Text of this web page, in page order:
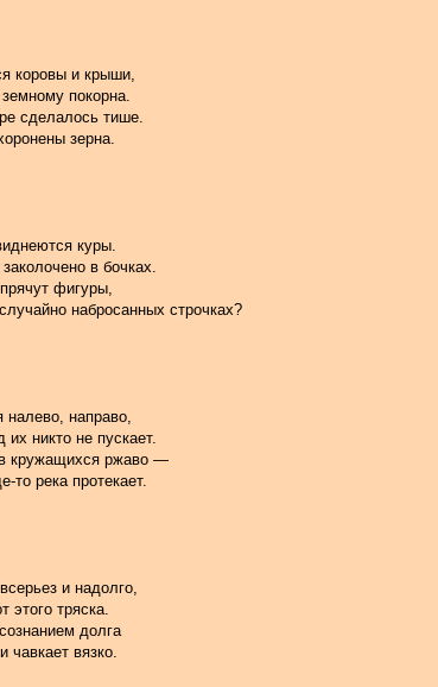
коровы и крыши,
покорна.
сделалось тише.
зерна.
куры.
в бочках.
фигуры,
набросанных строчках?
налево, направо,
никто не пускает.
кружащихся ржаво —
то река протекает.
и надолго,
этого тряска.
долга
чавкает вязко.